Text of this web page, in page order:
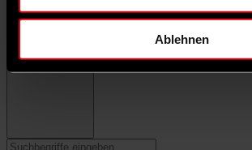
Ablehnen